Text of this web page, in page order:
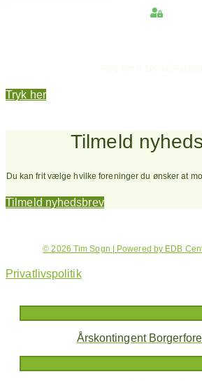
Tryk her
Tilmeld
Du kan frit vælge hvilke foreninger du ønsker at
Tilmeld nyhedsbrev
© 2026 Tim Sogn | Powered by EDB
Privatlivspolitik
Årskontingent